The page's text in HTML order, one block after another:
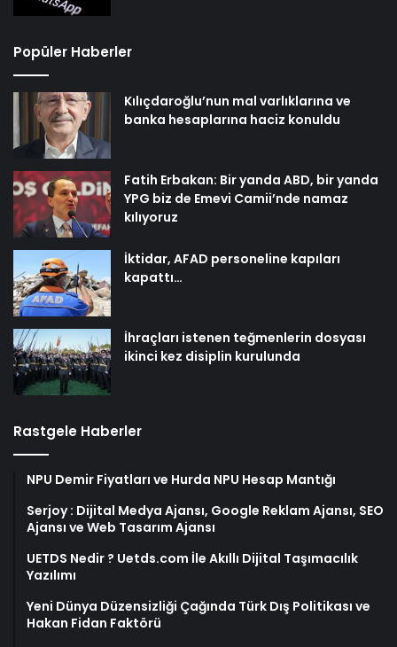
Popüler Haberler
Kılıçdaroğlu’nun mal varlıklarına ve
banka hesaplarına haciz konuldu
Fatih Erbakan: Bir yanda ABD, bir yanda
YPG biz de Emevi Camii’nde namaz
kılıyoruz
İktidar, AFAD personeline kapıları
kapattı…
İhraçları istenen teğmenlerin dosyası
ikinci kez disiplin kurulunda
Rastgele Haberler
NPU Demir Fiyatları ve Hurda NPU Hesap Mantığı
Serjoy : Dijital Medya Ajansı, Google Reklam Ajansı, SEO
Ajansı ve Web Tasarım Ajansı
UETDS Nedir ? Uetds.com İle Akıllı Dijital Taşımacılık
Yazılımı
Yeni Dünya Düzensizliği Çağında Türk Dış Politikası ve
Hakan Fidan Faktörü